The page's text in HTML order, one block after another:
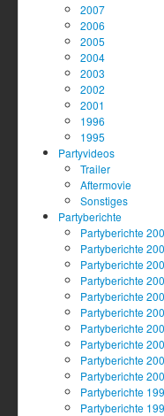
2007
2006
2005
2004
2003
2002
2001
1996
1995
Partyvideos
Trailer
Aftermovie
Sonstiges
Partyberichte
Partyberichte
Partyberichte
Partyberichte
Partyberichte
Partyberichte
Partyberichte
Partyberichte
Partyberichte
Partyberichte
Partyberichte
Partyberichte
Partyberichte